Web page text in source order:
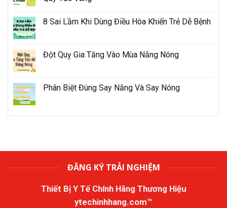
8 Sai Lầm Khi Dùng Điều Hòa Khiến Trẻ Dễ Bệnh
Đột Quỵ Gia Tăng Vào Mùa Nắng Nóng
Phân Biệt Đúng Say Nắng Và Say Nóng
ĐĂNG KÝ TRẢI NGHIỆM
Thiết Bị Y Tế Chính Hãng Thương Hiệu
ytechinhhang.com™